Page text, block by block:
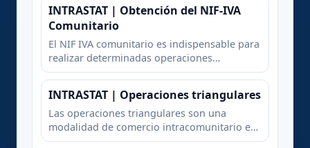
INTRASTAT | Obtención del NIF-IVA
Comunitario
El NIF IVA comunitario es indispensable para
realizar determinadas operaciones
intracomunitarias, y no es otro que el NIF o
de España (ES) conforme a la norma
internacional ISO-3166-Alfa 2
INTRASTAT | Operaciones triangulares
Las operaciones triangulares son una
modalidad de comercio intracomunitario en
la que se produce una serie de entregas de